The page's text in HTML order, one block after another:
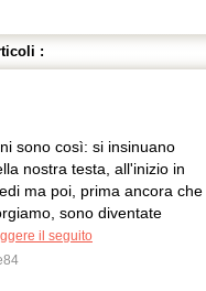
:
sono così: si insinuano
nostra testa, all'inizio in
ma poi, prima ancora che
sono diventate
il seguito